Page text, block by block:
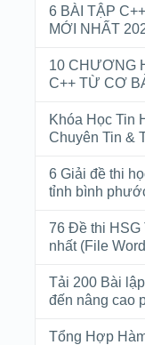
6 BÀI TẬP
MỚI NHẤT
10 CHƯƠNG
C++ TỪ CƠ
Khóa Học Tin
Chuyên Tin &
6 Giải đề thi
tỉnh bình
76 Đề thi HSG
nhất (File
Tải 200 Bài
đến nâng cao
Tổng Hợp